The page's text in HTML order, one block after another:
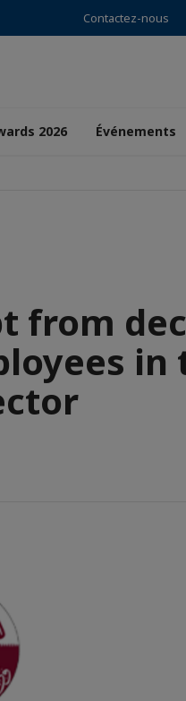
Contactez-nous
2026 Événements
from
in